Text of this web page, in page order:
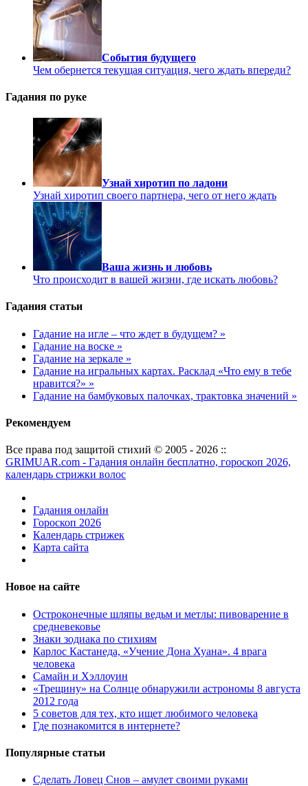
События будущего
Чем обернется текущая ситуация, чего ждать впереди?
Гадания по руке
Узнай хиротип по ладони
Узнай хиротип своего партнера, чего от него ждать
Ваша жизнь и любовь
Что происходит в вашей жизни, где искать любовь?
Гадания статьи
Гадание на игле – что ждет в будущем? »
Гадание на воске »
Гадание на зеркале »
Гадание на игральных картах. Расклад «Что ему в тебе
нравится?» »
Гадание на бамбуковых палочках, трактовка значений »
Рекомендуем
Все права под защитой стихий © 2005 - 2026 ::
GRIMUAR.com - Гадания онлайн бесплатно, гороскоп 2026,
календарь стрижки волос
Гадания онлайн
Гороскоп 2026
Календарь стрижек
Карта сайта
Новое на сайте
Остроконечные шляпы ведьм и метлы: пивоварение в
средневековье
Знаки зодиака по стихиям
Карлос Кастанеда, «Учение Дона Хуана». 4 врага
человека
Самайн и Хэллоуин
«Трещину» на Солнце обнаружили астрономы 8 августа
2012 года
5 советов для тех, кто ищет любимого человека
Где познакомится в интернете?
Популярные статьи
Сделать Ловец Снов – амулет своими руками